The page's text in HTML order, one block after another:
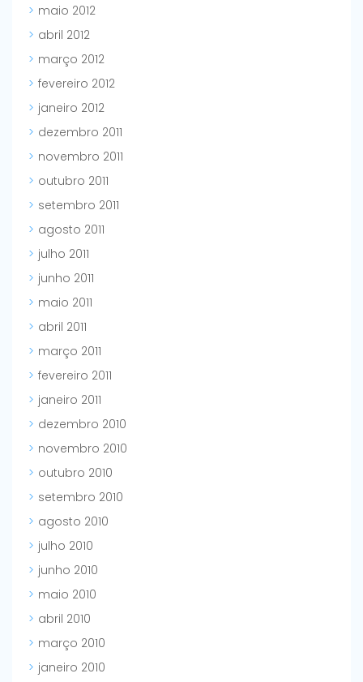
maio 2012
abril 2012
março 2012
fevereiro 2012
janeiro 2012
dezembro 2011
novembro 2011
outubro 2011
setembro 2011
agosto 2011
julho 2011
junho 2011
maio 2011
abril 2011
março 2011
fevereiro 2011
janeiro 2011
dezembro 2010
novembro 2010
outubro 2010
setembro 2010
agosto 2010
julho 2010
junho 2010
maio 2010
abril 2010
março 2010
janeiro 2010